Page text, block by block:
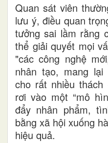
Quan sát viên
lưu ý, điều quan
tưởng sai lầm rằng
thể giải quyết mọi
"các công nghệ
nhân tạo, mang
cho rất nhiều
rơi vào một “mô
đẩy nhân phẩm,
bằng xã hội xuống
hiệu quả.